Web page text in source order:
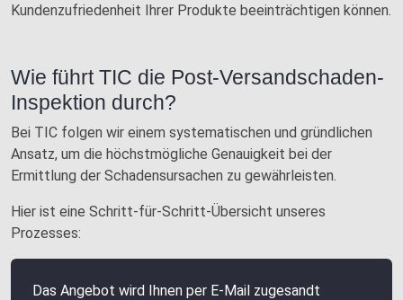
Kundenzufriedenheit Ihrer Produkte beeinträchtigen können.
Wie führt TIC die Post-Versandschaden-
Inspektion durch?
Bei TIC folgen wir einem systematischen und gründlichen
Ansatz, um die höchstmögliche Genauigkeit bei der
Ermittlung der Schadensursachen zu gewährleisten.
Hier ist eine Schritt-für-Schritt-Übersicht unseres
Prozesses:
Das Angebot wird Ihnen per E-Mail zugesandt